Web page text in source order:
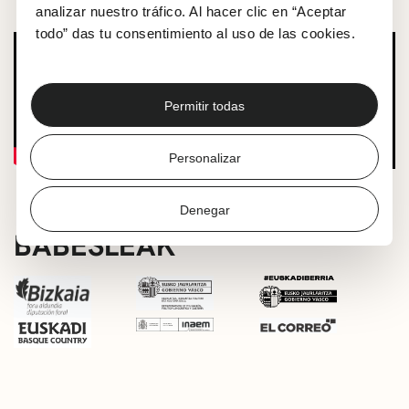
analizar nuestro tráfico. Al hacer clic en “Aceptar
todo” das tu consentimiento al uso de las cookies.
Permitir todas
Personalizar
Denegar
BABESLEAK